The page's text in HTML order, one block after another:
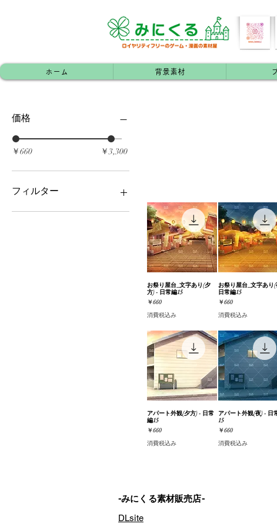
ホーム 背景素材
価格
￥660 ￥3,300
フィルター
マンション・アパート（内
クイックビュー
お祭り屋台_文字あり(夕
方) - 日常編15
価格
￥660
消費税込み
クイックビュ
お祭り屋台_文字あり(
日常編15
価格
￥660
消費税込み
クイックビュー
アパート外観(夕方) - 日常
編15
価格
￥660
消費税込み
クイックビュ
アパート外観(夜) - 日
15
価格
￥660
消費税込み
-みにくる素材販売店-
DLsite